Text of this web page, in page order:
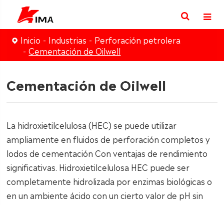
Inicio Industrias
Perforación petrolera
Cementación de Oilwell
Cementación de Oilwell
La hidroxietilcelulosa (HEC) se puede utilizar
ampliamente en fluidos de perforación completos y
lodos de cementación Con ventajas de rendimiento
significativas. Hidroxietilcelulosa HEC puede ser
completamente hidrolizada por enzimas biológicas o
en un ambiente ácido con un cierto valor de pH sin